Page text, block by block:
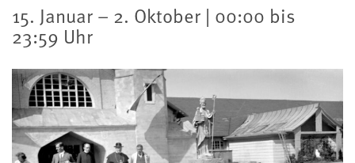
15. Januar – 2. Oktober | 00:00 bis
23:59 Uhr